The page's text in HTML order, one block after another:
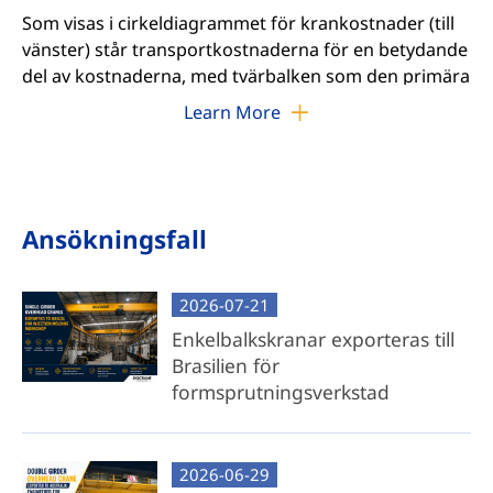
Som visas i cirkeldiagrammet för krankostnader (till
vänster) står transportkostnaderna för en betydande
del av kostnaderna, med tvärbalken som den primära
bidragsgivaren. Genom att ta itu med denna
kostnadsdrivande erbjuder vi två skräddarsydda
Komplett traverskranpaket
förmonterad vagn, tvärbalk, ändtruckar,
elektrifieringssystem och alla nödvändiga
komponenter.
Fabrikstestad tillförlitlighet: Fullständigt
monterad och noggrant testad i vår
anläggning för att säkerställa driftberedskap.
Learn More
Ansökningsfall
2026-07-21
Enkelbalkskranar exporteras till
Brasilien för
formsprutningsverkstad
2026-06-29